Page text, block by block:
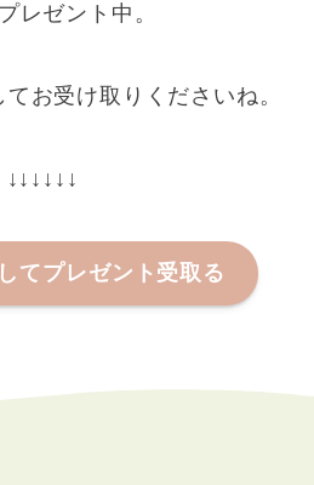
レゼント中。
お受け取りくださいね。
↓↓↓↓↓↓
てプレゼント受取る